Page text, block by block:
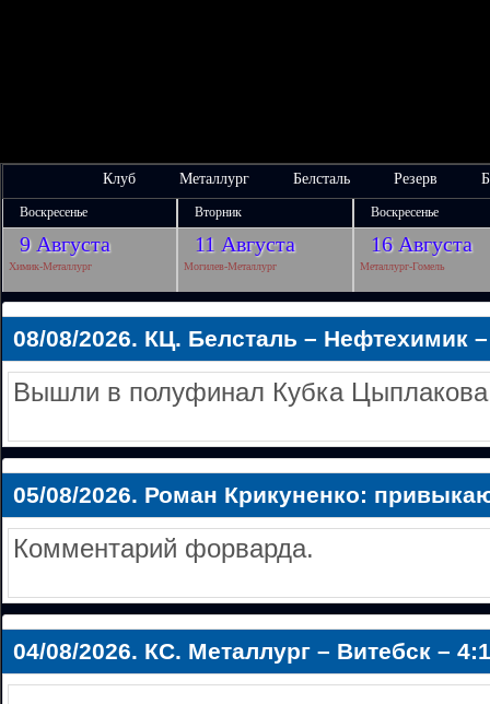
Клуб Металлург Белсталь Резерв
Воскресенье Вторник Воскресенье
9 Августа 11 Августа 16 Августа
Химик-Металлург Могилев-Металлург Металлург-Гомель
08/08/2026. КЦ. Белсталь – Нефтехимик
Вышли в полуфинал Кубка
05/08/2026. Роман Крикуненко:
Комментарий форварда.
04/08/2026. КС. Металлург – Витебск – 4:1